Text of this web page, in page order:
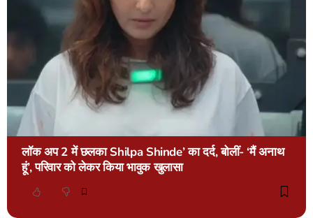
लॉक अप 2 में छलका Shilpa Shinde’ का दर्द, बोलीं- ‘मैं अनाथ
हूं’, परिवार को लेकर किया भावुक खुलासा